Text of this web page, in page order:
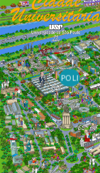
POLI